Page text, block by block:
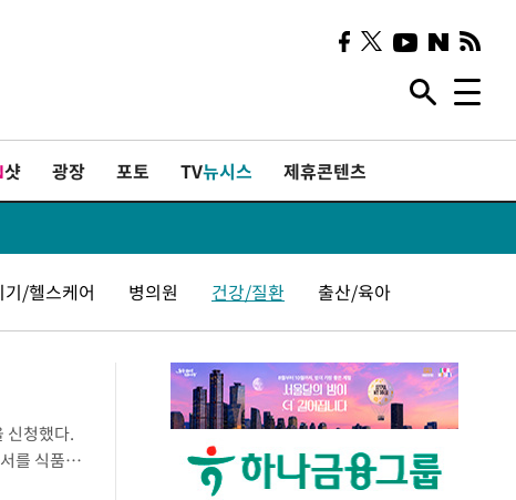
샷 광장 포토 TV뉴시스 제휴콘텐츠
기/헬스케어 병의원 건강/질환 출산/육아
신청했다.
를 식품의
자군 외